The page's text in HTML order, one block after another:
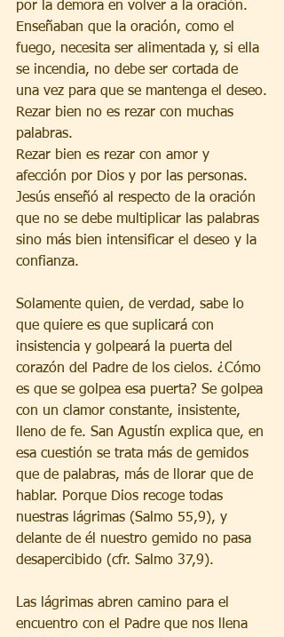
por la demora en volver a la oración.
Enseñaban que la oración, como el
fuego, necesita ser alimentada y, si ella
se incendia, no debe ser cortada de
una vez para que se mantenga el deseo.
Rezar bien no es rezar con muchas
palabras.
Rezar bien es rezar con amor y
afección por Dios y por las personas.
Jesús enseñó al respecto de la oración
que no se debe multiplicar las palabras
sino más bien intensificar el deseo y la
confianza.
Solamente quien, de verdad, sabe lo
que quiere es que suplicará con
insistencia y golpeará la puerta del
corazón del Padre de los cielos. ¿Cómo
es que se golpea esa puerta? Se golpea
con un clamor constante, insistente,
lleno de fe. San Agustín explica que, en
esa cuestión se trata más de gemidos
que de palabras, más de llorar que de
hablar. Porque Dios recoge todas
nuestras lágrimas (Salmo 55,9), y
delante de él nuestro gemido no pasa
desapercibido (cfr. Salmo 37,9).
Las lágrimas abren camino para el
encuentro con el Padre que nos llena